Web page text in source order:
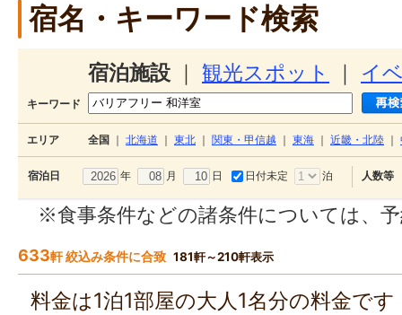
宿名・キーワード検索
宿泊施設 観光スポット イ
キーワード
エリア 全国 北海道 東北 関東・甲信越 東海 近畿・北陸
宿泊日 年 月 日 日付未定 泊 人数等
※食事条件などの諸条件については、
633軒 絞込み条件に合致 181軒～210軒表示
料金は1泊1部屋の大人1名分の料金で